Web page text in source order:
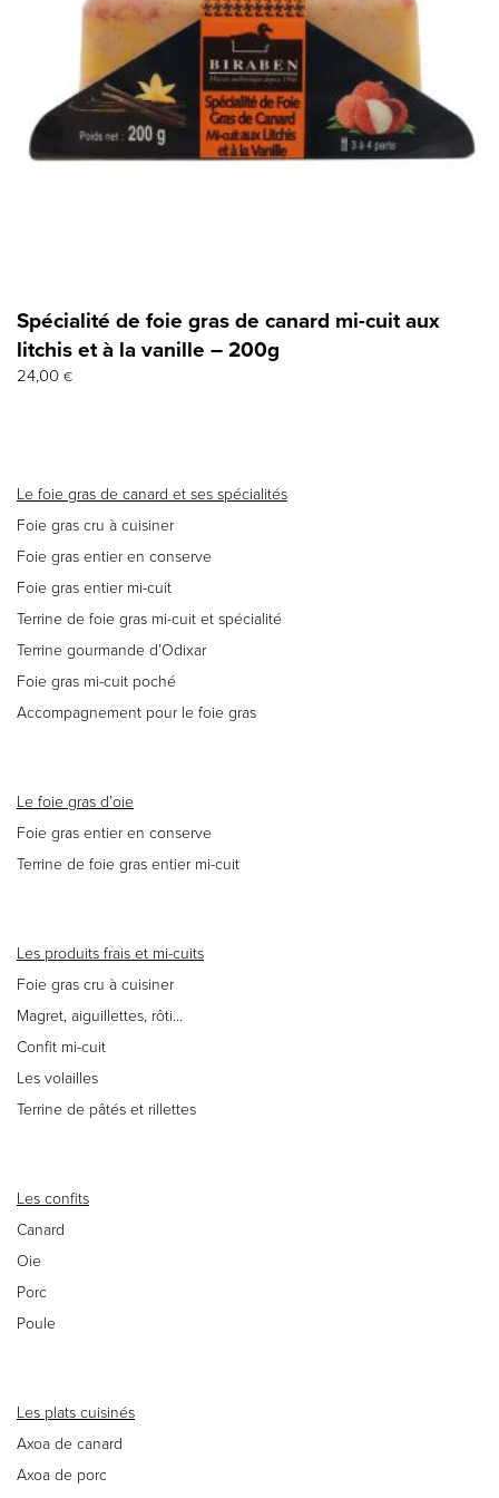
Spécialité de foie gras de canard mi-cuit aux
litchis et à la vanille – 200g
24,00 €
Le foie gras de canard et ses spécialités
Foie gras cru à cuisiner
Foie gras entier en conserve
Foie gras entier mi-cuit
Terrine de foie gras mi-cuit et spécialité
Terrine gourmande d’Odixar
Foie gras mi-cuit poché
Accompagnement pour le foie gras
Le foie gras d’oie
Foie gras entier en conserve
Terrine de foie gras entier mi-cuit
Les produits frais et mi-cuits
Foie gras cru à cuisiner
Magret, aiguillettes, rôti…
Confit mi-cuit
Les volailles
Terrine de pâtés et rillettes
Les confits
Canard
Oie
Porc
Poule
Les plats cuisinés
Axoa de canard
Axoa de porc